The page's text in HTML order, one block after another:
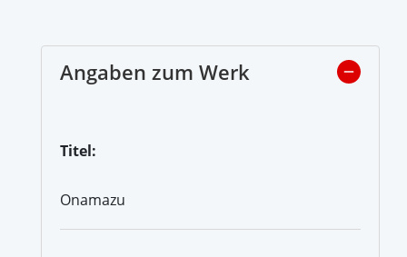
Angaben zum Werk
Titel:
Onamazu